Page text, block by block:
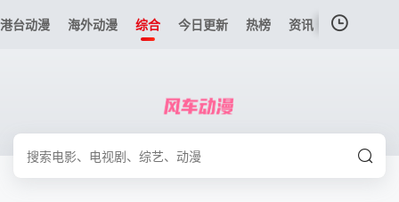
港台动漫 海外动漫 综合 今日更新 热榜 资讯